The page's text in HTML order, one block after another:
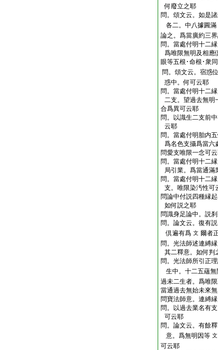
何廢立之耶
問。頌文云。如是
各二。中八據圓滿
論之。爲當廣約三
問。當處付明十二
爲唯限無明及相應
眼等五根･命根･衆
問。頌文云。宿惑
惑中。何可云耶
問。當處付明十二
二支。望過去無明
合爲異可云耶
問。以識生二支前
云耶
問。當處付明胎内
爲名色支攝爲當六
問愛支唯限一念可
問。當處付明十二
局引業。爲當通滿
問。當處付明十二
支。唯限染汚性可
問論中付説四種縁
如何説之耶
問識身足論中。説
問。論文云。復有
倶遍有爲 文 爾者
問。光法師述連縛
其二釋意。如何判
問。光法師所引正
生中。十二五蘊無
過未二生者。爲唯
當通過去無始未來
問寶法師意。連縛
問。以過去業名有
可云耶
問。論文云。有餘
意。爲無明因等 文
可云耶